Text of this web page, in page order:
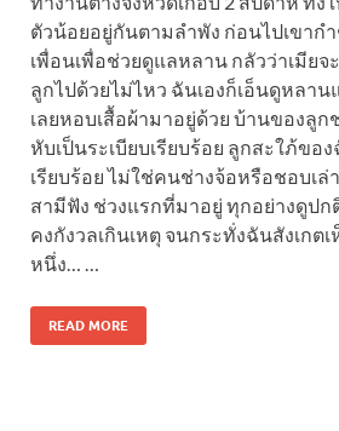
ตัวน้อยอยู่กันตามลำพัง ก่อนไปเขาก
เพื่อนเพื่อช่วยดูแลหลาน กลัวว่าเมียจ
ลูกไปด้วยไม่ไหว ฉันเองก็เอ็นดูหลา
เลยหอบเสื้อผ้ามาอยู่ด้วย บ้านของลูก
หับเป็นระเบียบเรียบร้อย ลูกสะใภ้ขอ
เรียบร้อย ไม่ใช่คนช่างจ้อหรือชอบเล่
สามีฟัง ช่วงแรกที่มาอยู่ ทุกอย่างดูปก
คงกังวลเกินเหตุ จนกระทั่งฉันสังเกตเ
หนึ่ง… …
READ MORE